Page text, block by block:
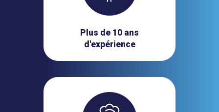
Plus de 10 ans
d'expérience